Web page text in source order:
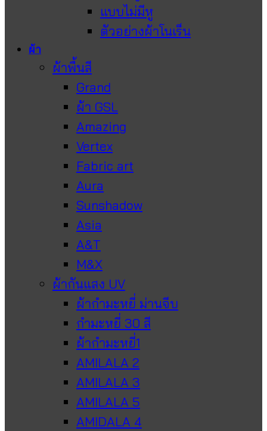
แบบไม่มีหู
ตัวอย่างผ้าโนเร็น
ผ้า
ผ้าพื้นสี
Grand
ผ้า GSL
Amazing
Vertex
Fabric art
Aura
Sunshadow
Asia
A&T
M&X
ผ้ากันแสง UV
ผ้ากำมะหยี่ ม่านจีบ
กำมะหยี่ 30 สี
ผ้ากำมะหยี่1
AMILALA 2
AMILALA 3
AMILALA 5
AMIDALA 4